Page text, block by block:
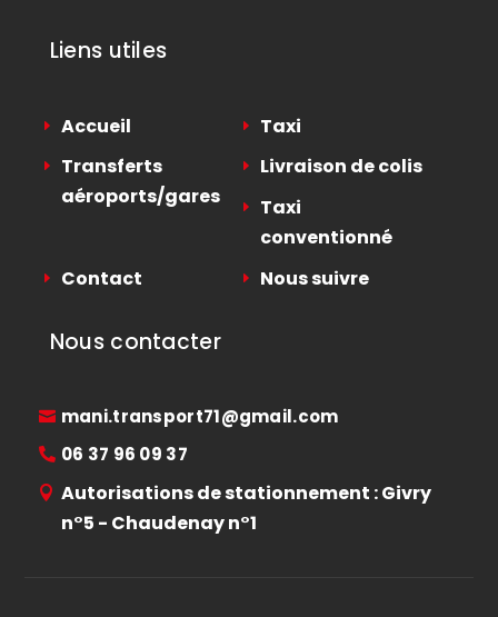
Liens utiles
Accueil
Taxi
Transferts
aéroports/gares
Livraison de colis
Taxi
conventionné
Contact
Nous suivre
Nous contacter
mani.transport71@gmail.com
06 37 96 09 37
Autorisations de stationnement : Givry
n°5 - Chaudenay n°1